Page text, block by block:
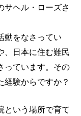
サヘル・ローズさ
動をなさってい
、日本に住む難民
っています。その
経験からですか？
という場所で育て